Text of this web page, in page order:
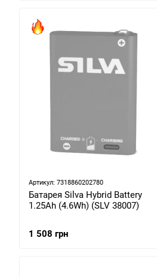
Артикул: 7318860202780
Батарея Silva Hybrid Battery
1.25Ah (4.6Wh) (SLV 38007)
1 508 грн